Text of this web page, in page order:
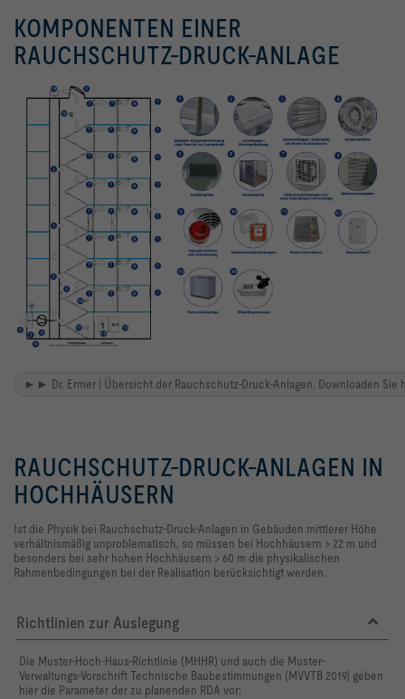
​KOMPONENTEN EINER
RAUCHSCHUTZ-DRUCK-ANLAGE
►► Dr. Ermer | Übersicht der Rauchschutz-­Druck-Anlagen. Downloaden
RAUCHSCHUTZ-DRUCK-ANLAGEN IN
HOCHHÄUSERN
Ist die Physik bei Rauchschutz-Druck-Anlagen in Gebäuden mittlerer Höhe
verhältnismäßig unproblematisch, so müssen bei Hochhäusern > 22 m und
besonders bei sehr hohen Hochhäusern > 60 m die physikalischen
Rahmenbedingungen bei der Realisation berücksichtigt werden.
Richtlinien zur Auslegung
Die Muster-Hoch-Haus-Richtlinie (MHHR) und auch die Muster-
Verwaltungs-Vorschrift Technische Baubestimmungen (MVVTB 2019) geben
hier die Parameter der zu planenden RDA vor: